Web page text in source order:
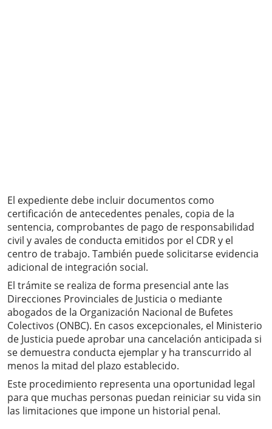
El expediente debe incluir documentos como
certificación de antecedentes penales, copia de la
sentencia, comprobantes de pago de responsabilidad
civil y avales de conducta emitidos por el CDR y el
centro de trabajo. También puede solicitarse evidencia
adicional de integración social.
El trámite se realiza de forma presencial ante las
Direcciones Provinciales de Justicia o mediante
abogados de la Organización Nacional de Bufetes
Colectivos (ONBC). En casos excepcionales, el Ministerio
de Justicia puede aprobar una cancelación anticipada si
se demuestra conducta ejemplar y ha transcurrido al
menos la mitad del plazo establecido.
Este procedimiento representa una oportunidad legal
para que muchas personas puedan reiniciar su vida sin
las limitaciones que impone un historial penal.